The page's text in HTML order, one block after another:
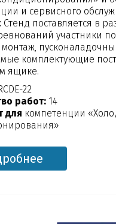
и сервисного
Стенд поставляется в
участники
комплектующие
ящике.
22
работ: 14
для компетенции